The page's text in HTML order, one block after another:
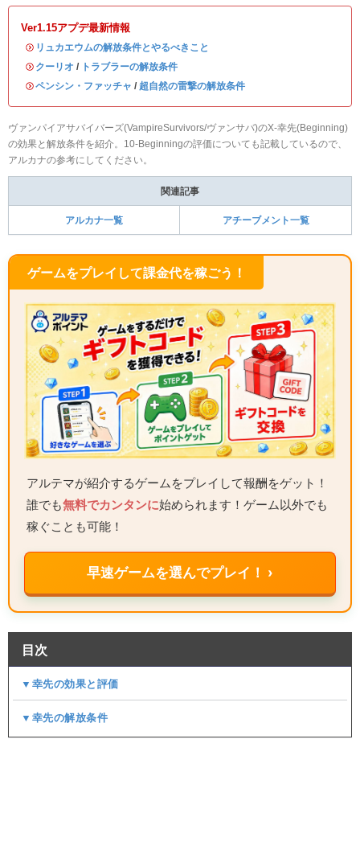
Ver1.15アプデ最新情報
・ リュカエウムの解放条件とやるべきこと
・ クーリオ / トラブラーの解放条件
・ペンシン・ファッチャ / 超自然の雷撃の解放条件
ヴァンパイアサバイバーズ(VampireSurvivors/ヴァンサバ)のX-幸先(Beginning)
の効果と解放条件を紹介。10-Beginningの評価についても記載しているので、
アルカナの参考にしてください。
関連記事
アルカナ一覧 アチーブメント一覧
ゲームをプレイして課金代を稼ごう！
アルテマが紹介するゲームをプレイして報酬をゲット！
誰でも無料でカンタンに始められます！ゲーム以外でも
稼ぐことも可能！
早速ゲームを選んでプレイ！ ›
目次
▼幸先の効果と評価
▼幸先の解放条件